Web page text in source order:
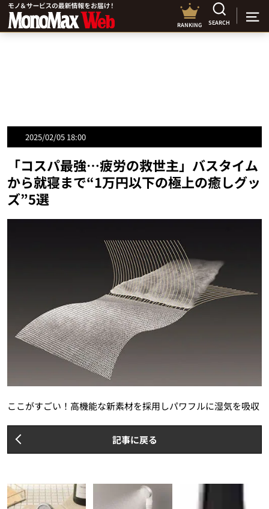
RANKING SEARCH
2025/02/05 18:00
「コスパ最強…疲労の救世主」バスタイム
から就寝まで“1万円以下の極上の癒しグッ
ズ”5選
ここがすごい！高機能な新素材を採用しパワフルに湿気を吸収
記事に戻る